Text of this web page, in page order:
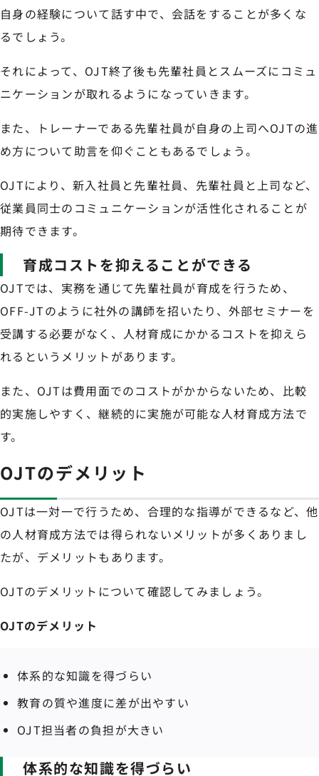
自身の経験について話す中で、会話をすることが多くな
るでしょう。
それによって、OJT終了後も先輩社員とスムーズにコミュ
ニケーションが取れるようになっていきます。
また、トレーナーである先輩社員が自身の上司へOJTの進
め方について助言を仰ぐこともあるでしょう。
OJTにより、新入社員と先輩社員、先輩社員と上司など、
従業員同士のコミュニケーションが活性化されることが
期待できます。
育成コストを抑えることができる
OJTでは、実務を通じて先輩社員が育成を行うため、
OFF-JTのように社外の講師を招いたり、外部セミナーを
受講する必要がなく、人材育成にかかるコストを抑えら
れるというメリットがあります。
また、OJTは費用面でのコストがかからないため、比較
的実施しやすく、継続的に実施が可能な人材育成方法で
す。
OJTのデメリット
OJTは一対一で行うため、合理的な指導ができるなど、他
の人材育成方法では得られないメリットが多くありまし
たが、デメリットもあります。
OJTのデメリットについて確認してみましょう。
OJTのデメリット
体系的な知識を得づらい
教育の質や進度に差が出やすい
OJT担当者の負担が大きい
体系的な知識を得づらい